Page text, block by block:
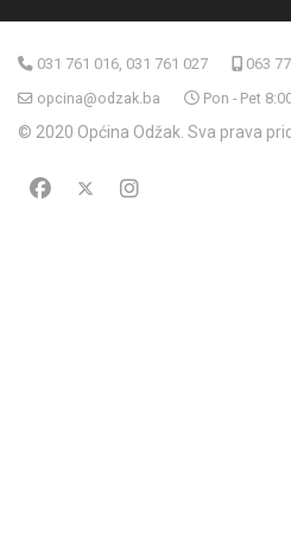
031 761 016, 031 761 027
063
opcina@odzak.ba
Pon - Pet
© 2020 Općina Odžak. Sva prava